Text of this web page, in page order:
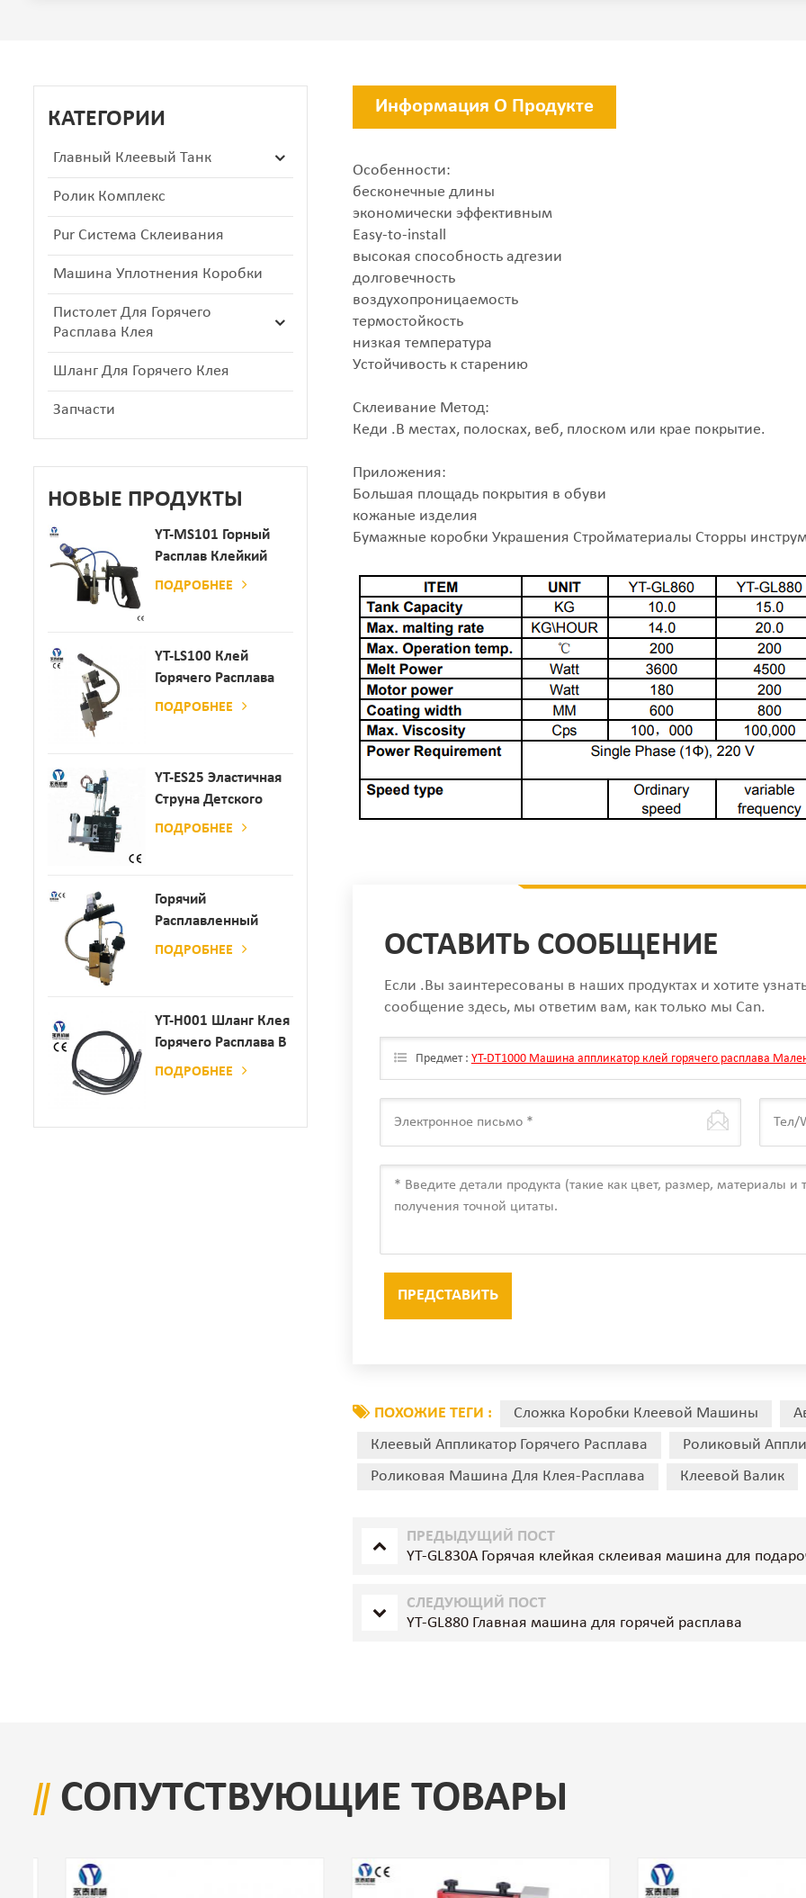
КАТЕГОРИИ
Главный Клеевый Танк
Ролик Комплекс
Pur Система Склеивания
Машина Уплотнения Коробки
Пистолет Для Горячего
Расплава Клея
Шланг Для Горячего Клея
Запчасти
НОВЫЕ ПРОДУКТЫ
YT-MS101 Горный
Расплав Клейкий
Распылительный
ПОДРОБНЕЕ
YT-LS100 Клей
Горячего Расплава
Клея
ПОДРОБНЕЕ
YT-ES25 Эластичная
Струна Детского
Пеленки
ПОДРОБНЕЕ
Горячий
Расплавленный
Клей
ПОДРОБНЕЕ
YT-H001 Шланг Клея
Горячего Расплава В
Сочетании С
ПОДРОБНЕЕ
Информация О Продукте
Особенности:
бесконечные длины
экономически эффективным
Easy-to-install
высокая способность адгезии
долговечность
воздухопроницаемость
термостойкость
низкая температура
Устойчивость к старению
Склеивание Метод:
Кеди .В местах, полосках, веб, плоском или крае покрытие.
Приложения:
Большая площадь покрытия в обуви
кожаные изделия
Бумажные коробки Украшения Стройматериалы Сторры
ОСТАВИТЬ СООБЩЕНИЕ
Если .Вы заинтересованы в наших продуктах и хотите
сообщение здесь, мы ответим вам, как только мы Can.
Предмет : YT-DT1000 Машина аппликатор клей горячего расплава
ПОХОЖИЕ ТЕГИ : Сложка Коробки Клеевой Машины
Клеевый Аппликатор Горячего Расплава
Роликовый
Роликовая Машина Для Клея-Расплава
Клеевой Валик
ПРЕДЫДУЩИЙ ПОСТ
YT-GL830A Горячая клейкая склеивая машина для
СЛЕДУЮЩИЙ ПОСТ
YT-GL880 Главная машина для горячей расплава
СОПУТСТВУЮЩИЕ ТОВАРЫ